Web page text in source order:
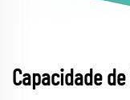
Capacidade